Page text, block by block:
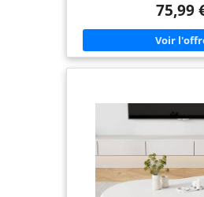
préféré. Design de
grande table basse
ingénieuse à deux niveaux
rangement supplémentaire.
facilement ranger vos
ou articles de décoration et
grain de bois rustique
l'essence d'une ferme
design rustique et élégant
ajout à votre intérieur
ronde de ferme est
particules de haute qualité
métal solide, et peut
milieu. Afin de garantir sa
75,99